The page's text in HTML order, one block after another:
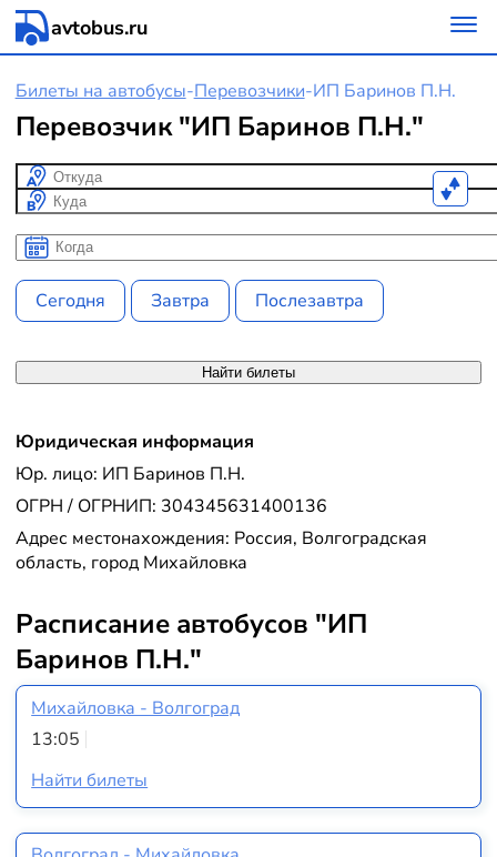
avtobus.ru
Билеты на автобусы-Перевозчики-ИП Баринов П.Н.
Перевозчик "ИП Баринов П.Н."
Откуда
Куда
Когда
Когда
Сегодня Завтра Послезавтра
Найти билеты
Юридическая информация
Юр. лицо: ИП Баринов П.Н.
ОГРН / ОГРНИП: 304345631400136
Адрес местонахождения: Россия, Волгоградская
область, город Михайловка
Расписание автобусов "ИП
Баринов П.Н."
Михайловка - Волгоград
13:05
Найти билеты